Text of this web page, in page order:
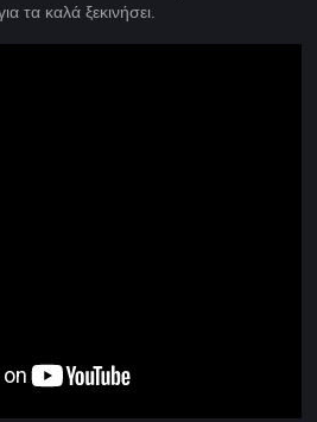
τα καλά ξεκινήσει.